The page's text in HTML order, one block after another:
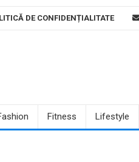
DE CONFIDENȚIALITATE
Fitness Lifestyle